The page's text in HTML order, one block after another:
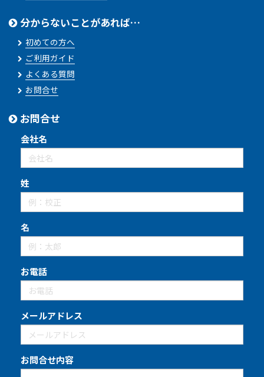
分からないことがあれば…
初めての方へ
ご利用ガイド
よくある質問
お問合せ
お問合せ
会社名
姓
名
お電話
メールアドレス
お問合せ内容